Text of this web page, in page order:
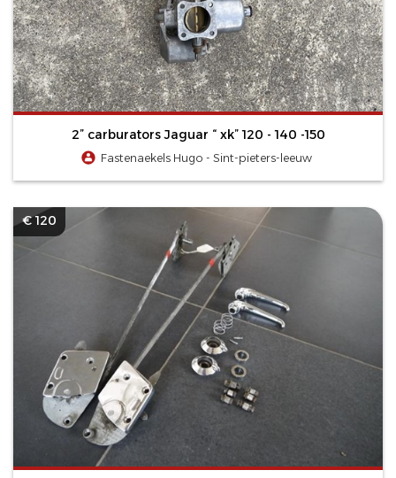
2” carburators Jaguar “ xk” 120 - 140 -150
Fastenaekels Hugo - Sint-pieters-leeuw
€ 120